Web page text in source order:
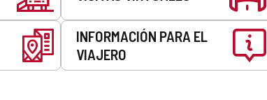
INFORMACIÓN PARA EL
VIAJERO